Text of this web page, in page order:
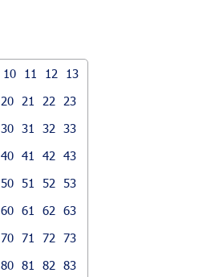
10 11 12
13
20 21 22
23
30 31 32
33
40 41 42
43
50 51 52
53
60 61 62
63
70 71 72
73
80 81 82
83